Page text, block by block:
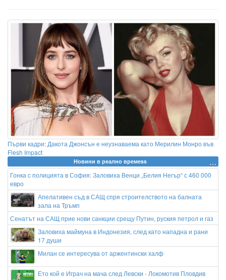
Първи кадри: Дакота Джонсън е неузнаваема като Мерилин Монро във
Flesh Impact
Новини в реално времеss
Гонка с полицията в София: Заловиха Венци „Белия Негър“ с 460 000
евро
Апелативен съд в САЩ спря строителството на балната
зала на Тръмп
Сенатът на САЩ прие нови санкции срещу Путин, руския петрол и газ
Заловиха маймуна в Индонезия, след като нападна и рани
17 души
Милан се интересува от аржентински халф
Ето кой е Играч на мача след Левски - Локомотив Пловдив